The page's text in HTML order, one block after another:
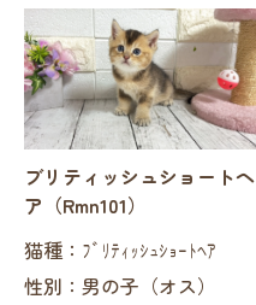
ブリティッシュショートヘ
ア（Rmn101）
猫種：ﾌﾞﾘﾃｨｯｼｭｼｮｰﾄﾍｱ
性別：男の子（オス）